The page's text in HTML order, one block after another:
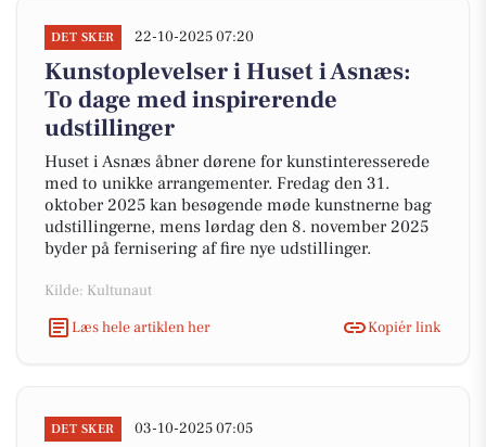
DET SKER 22-10-2025 07:20
Kunstoplevelser i Huset i Asnæs:
To dage med inspirerende
udstillinger
Huset i Asnæs åbner dørene for kunstinteresserede
med to unikke arrangementer. Fredag den 31.
oktober 2025 kan besøgende møde kunstnerne bag
udstillingerne, mens lørdag den 8. november 2025
byder på fernisering af fire nye udstillinger.
Kilde: Kultunaut
Læs hele artiklen her
Kopiér link
DET SKER 03-10-2025 07:05